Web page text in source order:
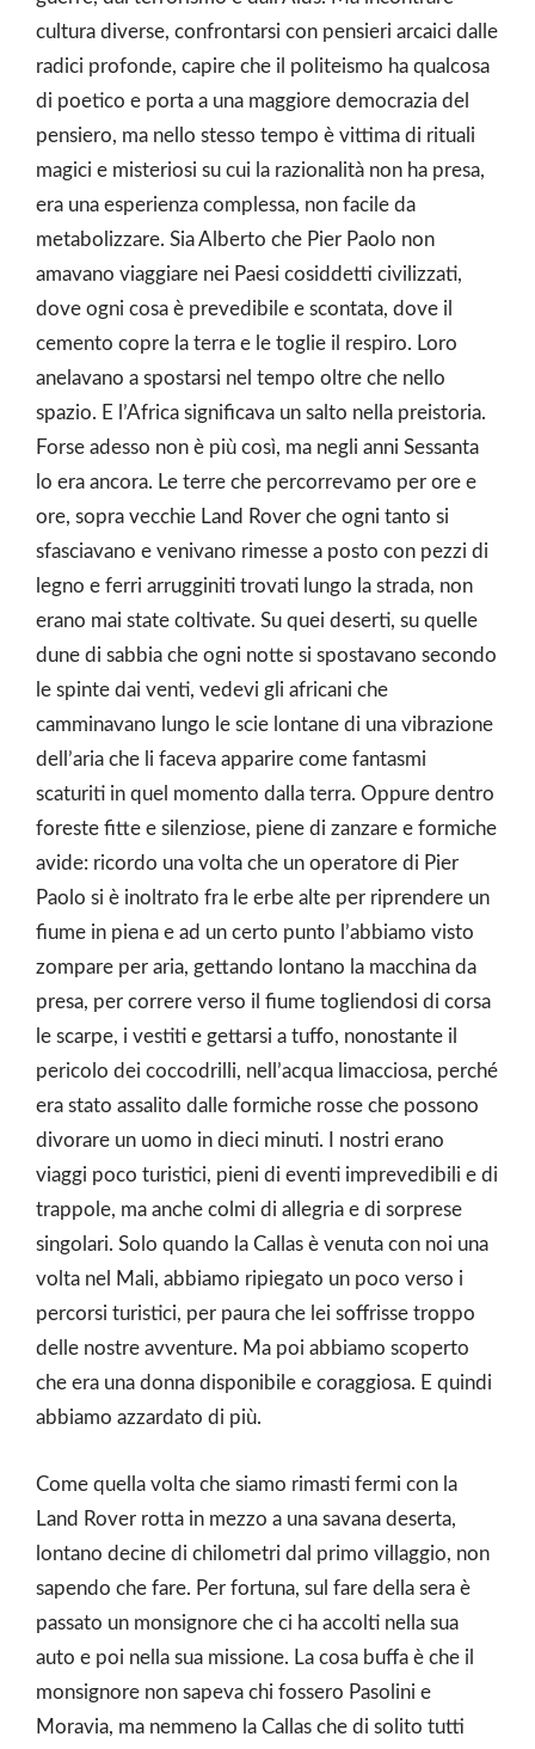
cultura diverse, confrontarsi con pensieri arcaici dalle
radici profonde, capire che il politeismo ha qualcosa
di poetico e porta a una maggiore democrazia del
pensiero, ma nello stesso tempo è vittima di rituali
magici e misteriosi su cui la razionalità non ha presa,
era una esperienza complessa, non facile da
metabolizzare. Sia Alberto che Pier Paolo non
amavano viaggiare nei Paesi cosiddetti civilizzati,
dove ogni cosa è prevedibile e scontata, dove il
cemento copre la terra e le toglie il respiro. Loro
anelavano a spostarsi nel tempo oltre che nello
spazio. E l’Africa significava un salto nella preistoria.
Forse adesso non è più così, ma negli anni Sessanta
lo era ancora. Le terre che percorrevamo per ore e
ore, sopra vecchie Land Rover che ogni tanto si
sfasciavano e venivano rimesse a posto con pezzi di
legno e ferri arrugginiti trovati lungo la strada, non
erano mai state coltivate. Su quei deserti, su quelle
dune di sabbia che ogni notte si spostavano secondo
le spinte dai venti, vedevi gli africani che
camminavano lungo le scie lontane di una vibrazione
dell’aria che li faceva apparire come fantasmi
scaturiti in quel momento dalla terra. Oppure dentro
foreste fitte e silenziose, piene di zanzare e formiche
avide: ricordo una volta che un operatore di Pier
Paolo si è inoltrato fra le erbe alte per riprendere un
fiume in piena e ad un certo punto l’abbiamo visto
zompare per aria, gettando lontano la macchina da
presa, per correre verso il fiume togliendosi di corsa
le scarpe, i vestiti e gettarsi a tuffo, nonostante il
pericolo dei coccodrilli, nell’acqua limacciosa, perché
era stato assalito dalle formiche rosse che possono
divorare un uomo in dieci minuti. I nostri erano
viaggi poco turistici, pieni di eventi imprevedibili e di
trappole, ma anche colmi di allegria e di sorprese
singolari. Solo quando la Callas è venuta con noi una
volta nel Mali, abbiamo ripiegato un poco verso i
percorsi turistici, per paura che lei soffrisse troppo
delle nostre avventure. Ma poi abbiamo scoperto
che era una donna disponibile e coraggiosa. E quindi
abbiamo azzardato di più.
Come quella volta che siamo rimasti fermi con la
Land Rover rotta in mezzo a una savana deserta,
lontano decine di chilometri dal primo villaggio, non
sapendo che fare. Per fortuna, sul fare della sera è
passato un monsignore che ci ha accolti nella sua
auto e poi nella sua missione. La cosa buffa è che il
monsignore non sapeva chi fossero Pasolini e
Moravia, ma nemmeno la Callas che di solito tutti